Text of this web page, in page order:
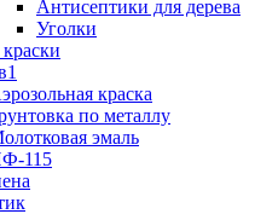
Антисептики для дерева
Уголки
краска
по металлу
эмаль
115